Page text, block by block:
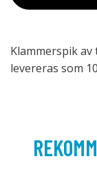
Klammerspik av
levereras som